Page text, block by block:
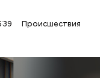
Происшествия
оборот
дела